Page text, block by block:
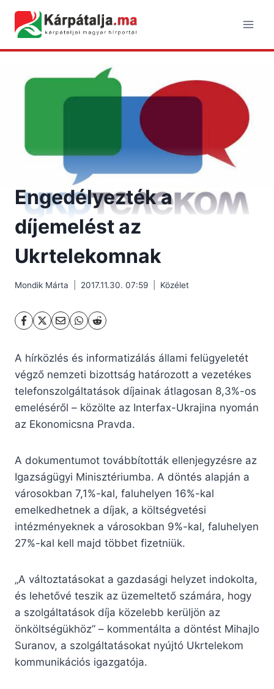
content
Engedélyezték a
díjemelést az
Ukrtelekomnak
Mondik Márta 2017.11.30. 07:59 Közélet
A hírközlés és informatizálás állami felügyeletét
végző nemzeti bizottság határozott a vezetékes
telefonszolgáltatások díjainak átlagosan 8,3%-os
emeléséről – közölte az Interfax-Ukrajina nyomán
az Ekonomicsna Pravda.
A dokumentumot továbbították ellenjegyzésre az
Igazságügyi Minisztériumba. A döntés alapján a
városokban 7,1%-kal, faluhelyen 16%-kal
emelkedhetnek a díjak, a költségvetési
intézményeknek a városokban 9%-kal, faluhelyen
27%-kal kell majd többet fizetniük.
„A változtatásokat a gazdasági helyzet indokolta,
és lehetővé teszik az üzemeltető számára, hogy
a szolgáltatások díja közelebb kerüljön az
önköltségükhöz” – kommentálta a döntést Mihajlo
Suranov, a szolgáltatásokat nyújtó Ukrtelekom
kommunikációs igazgatója.